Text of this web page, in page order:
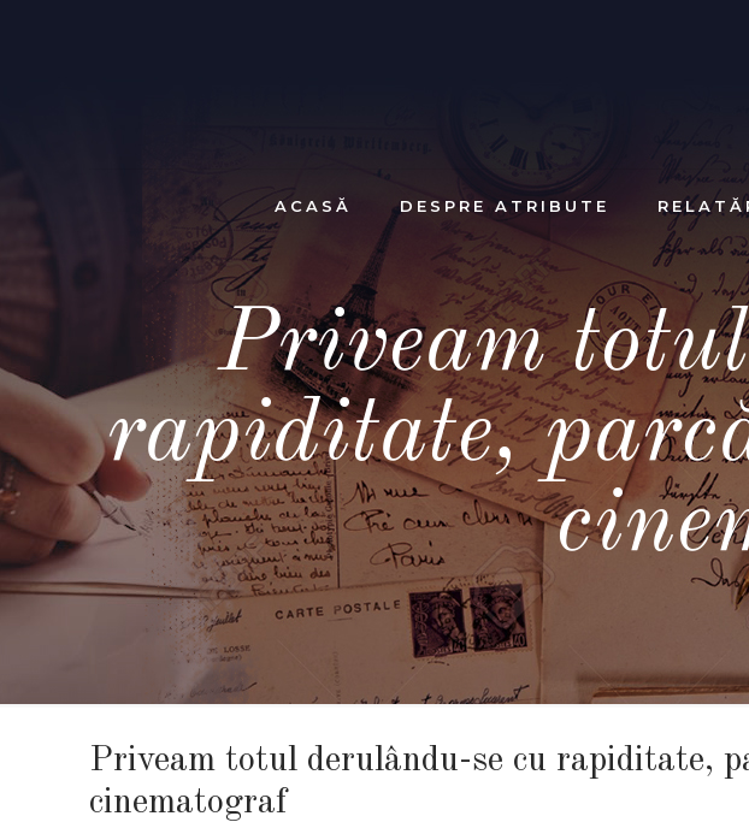
ACASĂ DESPRE ATRIBUTE
Priveam
rapiditate,
Priveam totul derulându-se cu rapiditate,
cinematograf